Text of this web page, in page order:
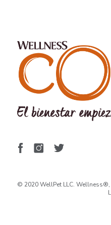
© 2020 WellPet LLC.